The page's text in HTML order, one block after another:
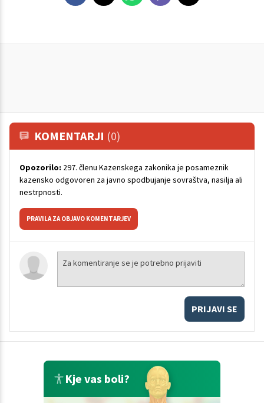
KOMENTARJI (0)
Opozorilo: 297. členu Kazenskega zakonika je posameznik
kazensko odgovoren za javno spodbujanje sovraštva, nasilja ali
nestrpnosti.
PRAVILA ZA OBJAVO KOMENTARJEV
PRIJAVI SE
Kje vas boli?